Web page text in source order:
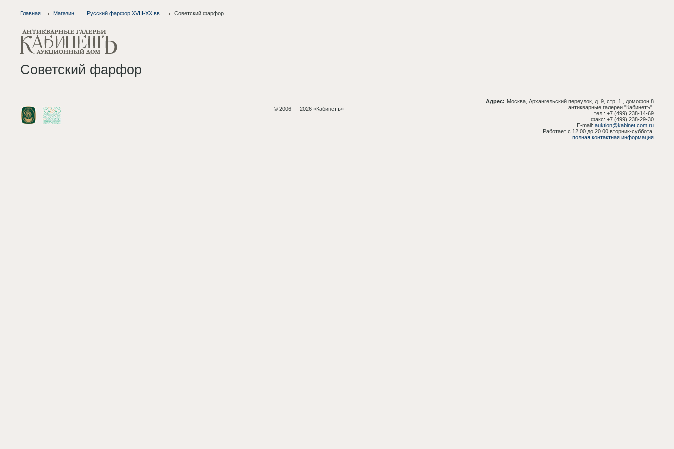
Главная Магазин Русский фарфор XVIII-XX вв. Советский фарфор
Советский фарфор
Адрес: Москва, Архангельский переулок, д. 9, стр. 1., домофон 8
антикварные галереи "Кабинетъ".
тел.: +7 (499) 238-14-69
факс: +7 (499) 238-29-30
E-mail: auktion@kabinet.com.ru
Работает с 12.00 до 20.00 вторник-суббота.
полная контактная информация
© 2006 — 2026 «Кабинетъ»